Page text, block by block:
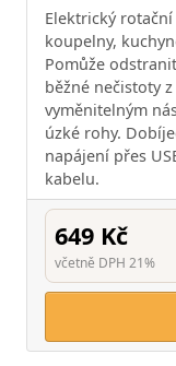
Elektrický
koupelny,
Pomůže
běžné nečistoty
vyměnitelným
úzké rohy.
napájení přes
kabelu.
649 Kč
včetně DPH 21%